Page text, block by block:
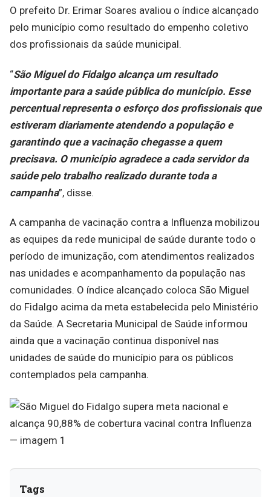
O prefeito Dr. Erimar Soares avaliou o índice alcançado
pelo município como resultado do empenho coletivo
dos profissionais da saúde municipal.
“São Miguel do Fidalgo alcança um resultado
importante para a saúde pública do município. Esse
percentual representa o esforço dos profissionais que
estiveram diariamente atendendo a população e
garantindo que a vacinação chegasse a quem
precisava. O município agradece a cada servidor da
saúde pelo trabalho realizado durante toda a
campanha”, disse.
A campanha de vacinação contra a Influenza mobilizou
as equipes da rede municipal de saúde durante todo o
período de imunização, com atendimentos realizados
nas unidades e acompanhamento da população nas
comunidades. O índice alcançado coloca São Miguel
do Fidalgo acima da meta estabelecida pelo Ministério
da Saúde. A Secretaria Municipal de Saúde informou
ainda que a vacinação continua disponível nas
unidades de saúde do município para os públicos
contemplados pela campanha.
Tags